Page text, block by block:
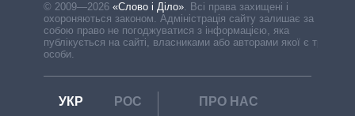
© 2009—2026 «Слово і Діло». Всі права захищені і
охороняються законом. Адміністрація сайту залишає за
собою право не погоджуватися з інформацією, яка
публікується на сайті, власниками або авторами якої є треті
особи.
УКР РОС
ПРО НАС